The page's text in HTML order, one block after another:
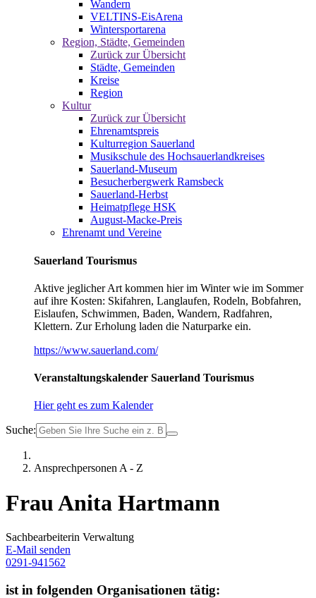
Wandern
VELTINS-EisArena
Wintersportarena
Region, Städte, Gemeinden
Zurück zur Übersicht
Städte, Gemeinden
Kreise
Region
Kultur
Zurück zur Übersicht
Ehrenamtspreis
Kulturregion Sauerland
Musikschule des Hochsauerlandkreises
Sauerland-Museum
Besucherbergwerk Ramsbeck
Sauerland-Herbst
Heimatpflege HSK
August-Macke-Preis
Ehrenamt und Vereine
Sauerland Tourismus
Aktive jeglicher Art kommen hier im Winter wie im Sommer
auf ihre Kosten: Skifahren, Langlaufen, Rodeln, Bobfahren,
Eislaufen, Schwimmen, Baden, Wandern, Radfahren,
Klettern. Zur Erholung laden die Naturparke ein.
https://www.sauerland.com/
Veranstaltungskalender Sauerland Tourismus
Hier geht es zum Kalender
Suche:
Ansprechpersonen A - Z
Frau Anita Hartmann
Sachbearbeiterin Verwaltung
E-Mail senden
0291-941562
ist in folgenden Organisationen tätig: